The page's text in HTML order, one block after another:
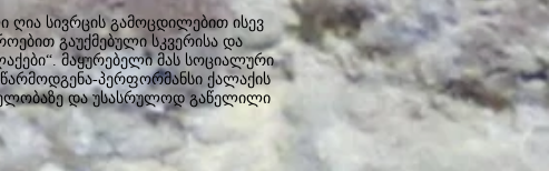
ღია სივრცის გამოცდილებით ისევ
გაუქმებული სკვერისა და
მაყურებელი მას სოციალური
პერფორმანსი ქალაქის
და უსასრულოდ გაწელილი